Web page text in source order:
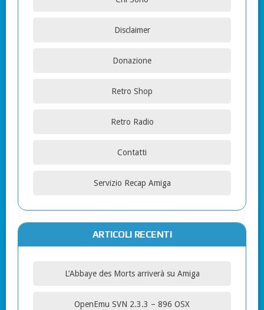
Disclaimer
Donazione
Retro Shop
Retro Radio
Contatti
Servizio Recap Amiga
ARTICOLI RECENTI
L’Abbaye des Morts arriverà su Amiga
OpenEmu SVN 2.3.3 – 896 OSX